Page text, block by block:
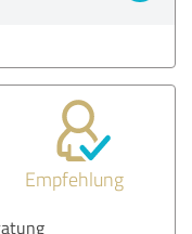
Empfehlung